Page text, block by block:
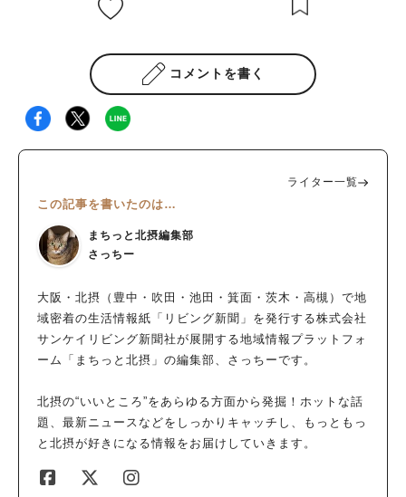
コメントを書く
ライター一覧
この記事を書いたのは…
まちっと北摂編集部
さっちー
大阪・北摂（豊中・吹田・池田・箕面・茨木・高槻）で地
域密着の生活情報紙「リビング新聞」を発行する株式会社
サンケイリビング新聞社が展開する地域情報プラットフォ
ーム「まちっと北摂」の編集部、さっちーです。
北摂の“いいところ”をあらゆる方面から発掘！ホットな話
題、最新ニュースなどをしっかりキャッチし、もっともっ
と北摂が好きになる情報をお届けしていきます。